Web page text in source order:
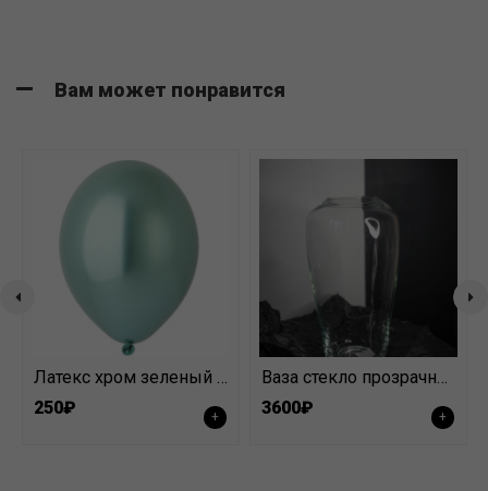
Вам может понравится
Латекс хром зеленый 30 см
250₽
+
Ваза стекло прозрачная высокая
3600₽
+